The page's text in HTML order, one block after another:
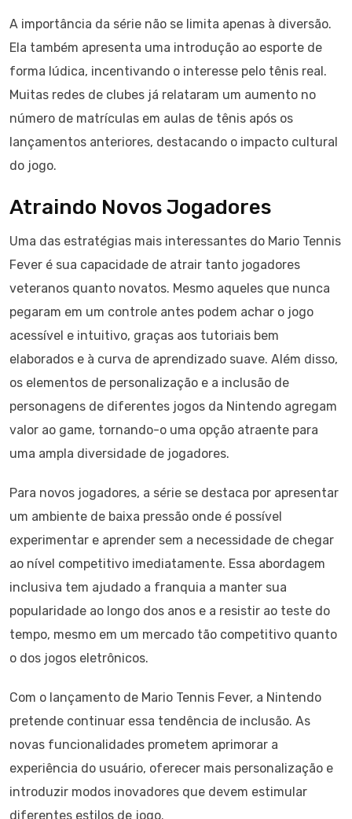
A importância da série não se limita apenas à diversão.
Ela também apresenta uma introdução ao esporte de
forma lúdica, incentivando o interesse pelo tênis real.
Muitas redes de clubes já relataram um aumento no
número de matrículas em aulas de tênis após os
lançamentos anteriores, destacando o impacto cultural
do jogo.
Atraindo Novos Jogadores
Uma das estratégias mais interessantes do Mario Tennis
Fever é sua capacidade de atrair tanto jogadores
veteranos quanto novatos. Mesmo aqueles que nunca
pegaram em um controle antes podem achar o jogo
acessível e intuitivo, graças aos tutoriais bem
elaborados e à curva de aprendizado suave. Além disso,
os elementos de personalização e a inclusão de
personagens de diferentes jogos da Nintendo agregam
valor ao game, tornando-o uma opção atraente para
uma ampla diversidade de jogadores.
Para novos jogadores, a série se destaca por apresentar
um ambiente de baixa pressão onde é possível
experimentar e aprender sem a necessidade de chegar
ao nível competitivo imediatamente. Essa abordagem
inclusiva tem ajudado a franquia a manter sua
popularidade ao longo dos anos e a resistir ao teste do
tempo, mesmo em um mercado tão competitivo quanto
o dos jogos eletrônicos.
Com o lançamento de Mario Tennis Fever, a Nintendo
pretende continuar essa tendência de inclusão. As
novas funcionalidades prometem aprimorar a
experiência do usuário, oferecer mais personalização e
introduzir modos inovadores que devem estimular
diferentes estilos de jogo.